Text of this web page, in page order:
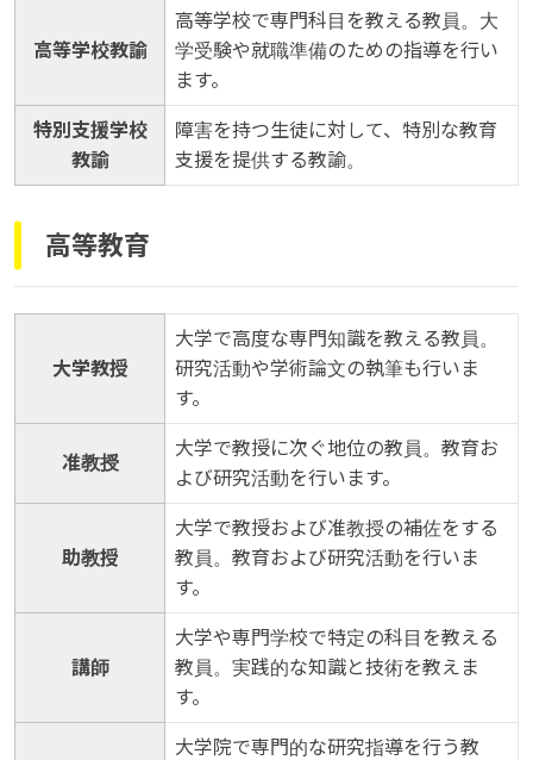
高等学校教諭
高等学校で専門科目を教える教員。大
学受験や就職準備のための指導を行い
ます。
特別支援学校
教諭
障害を持つ生徒に対して、特別な教育
支援を提供する教諭。
高等教育
大学教授
大学で高度な専門知識を教える教員。
研究活動や学術論文の執筆も行いま
す。
准教授
大学で教授に次ぐ地位の教員。教育お
よび研究活動を行います。
助教授
大学で教授および准教授の補佐をする
教員。教育および研究活動を行いま
す。
講師
大学や専門学校で特定の科目を教える
教員。実践的な知識と技術を教えま
す。
大学院で専門的な研究指導を行う教